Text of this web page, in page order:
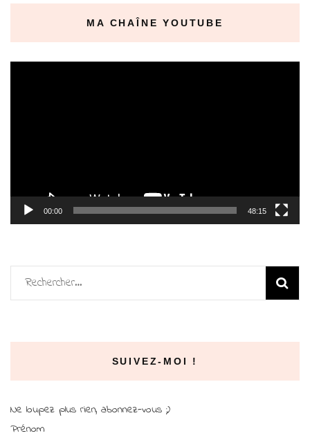
MA CHAÎNE YOUTUBE
00:00 48:15
Rechercher :
SUIVEZ-MOI !
Ne loupez plus rien, abonnez-vous ;)
Prénom